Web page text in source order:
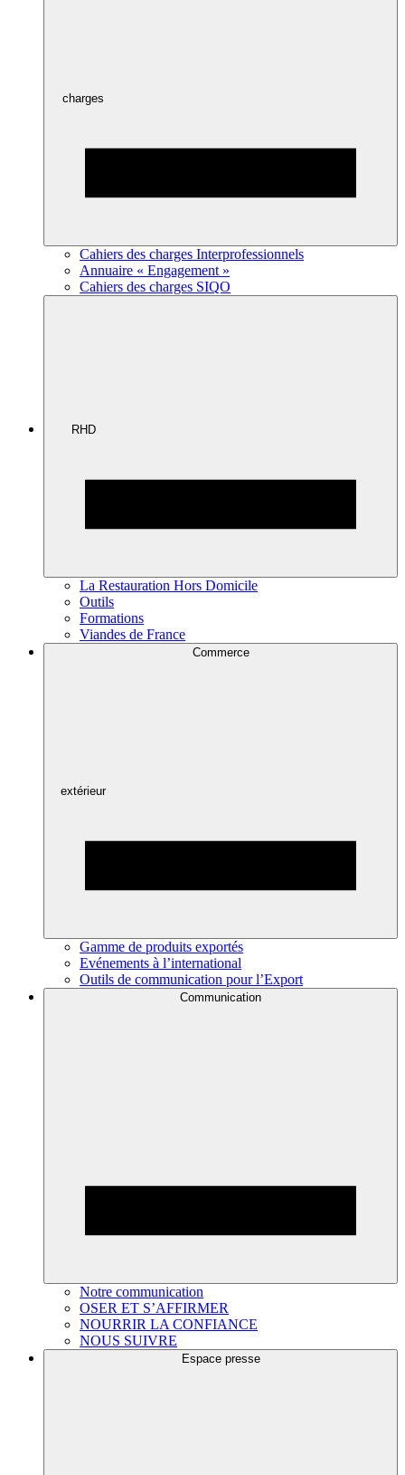
charges
Cahiers des charges Interprofessionnels
Annuaire « Engagement »
Cahiers des charges SIQO
RHD
La Restauration Hors Domicile
Outils
Formations
Viandes de France
Commerce
extérieur
Gamme de produits exportés
Evénements à l’international
Outils de communication pour l’Export
Communication
Notre communication
OSER ET S’AFFIRMER
NOURRIR LA CONFIANCE
NOUS SUIVRE
Espace presse